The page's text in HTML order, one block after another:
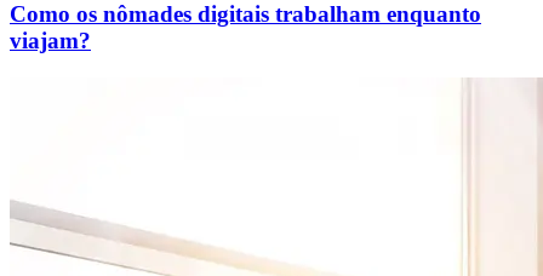
Como os nômades digitais trabalham enquanto
viajam?